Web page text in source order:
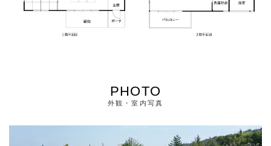
PHOTO
外観・室内写真